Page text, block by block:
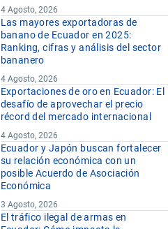
4 Agosto, 2026
Las mayores exportadoras de
banano de Ecuador en 2025:
Ranking, cifras y análisis del sector
bananero
4 Agosto, 2026
Exportaciones de oro en Ecuador: El
desafío de aprovechar el precio
récord del mercado internacional
4 Agosto, 2026
Ecuador y Japón buscan fortalecer
su relación económica con un
posible Acuerdo de Asociación
Económica
3 Agosto, 2026
El tráfico ilegal de armas en